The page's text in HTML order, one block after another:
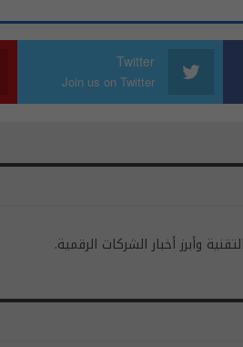
Twitter
Join us on Twitter
وأبرز أخبار الشركات الرقمية.